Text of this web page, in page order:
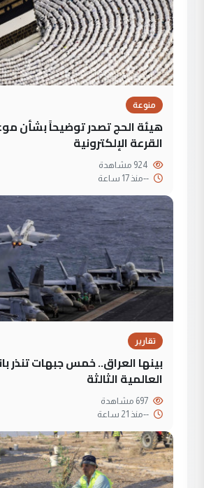
منوعة
هيئة الحج تصدر توضيحاً بشأن
القرعة الإلكترونية
--منذ 17 ساعة
تقارير
بينها العراق.. خمس جبهات تنذر
العالمية الثالثة
--منذ 21 ساعة